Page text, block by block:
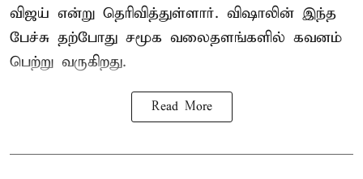
விஜய் என்று தெரிவித்துள்ளார். விஷாலின் இந்த
பேச்சு தற்போது சமூக வலைதளங்களில் கவனம்
பெற்று வருகிறது.
Read More